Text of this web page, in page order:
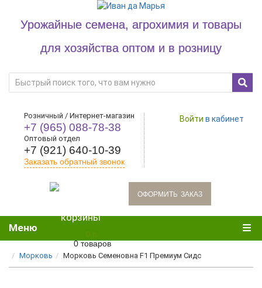
Урожайные семена, агрохимия и товары
для хозяйства оптом и в розницу
Розничный / Интернет-магазин
+7 (965) 088-78-38
Оптовый отдел
+7 (921) 640-10-39
Заказать обратный звонок
Войти в кабинет
oформить заказ
0 товаров
Меню
Морковь Морковь Семеновна F1 Премиум Сидс